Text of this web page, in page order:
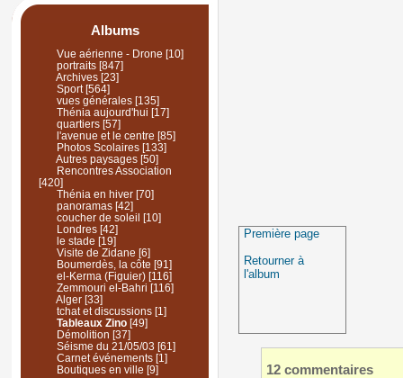
Albums
Vue aérienne - Drone [10]
portraits[847]
Archives [23]
Sport[564]
vues générales[135]
Thénia aujourd'hui [17]
quartiers[57]
l'avenue et le centre [85]
Photos Scolaires[133]
Autres paysages[50]
Rencontres Association
[420]
Thénia en hiver[70]
panoramas[42]
coucher de soleil [10]
Londres[42]
le stade [19]
Visite de Zidane [6]
Boumerdès, la côte [91]
el-Kerma (Figuier)[116]
Zemmouri el-Bahri [116]
Alger[33]
tchat et discussions[1]
Tableaux Zino[49]
Démolition [37]
Séisme du 21/05/03 [61]
Carnet événements[1]
Boutiques en ville [9]
Première page
Retourner à
l'album
12 commentaires